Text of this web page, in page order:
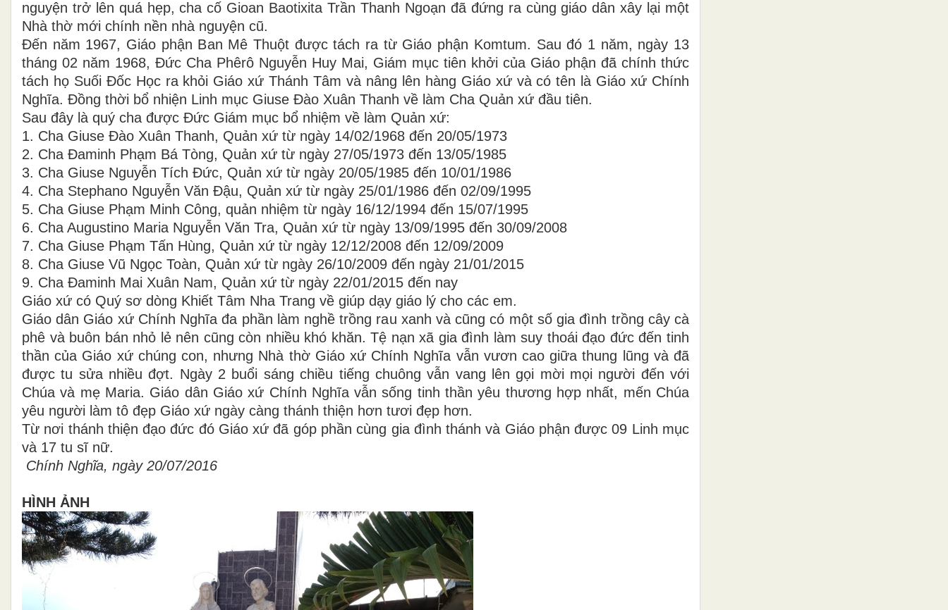
nguyện trở lên quá hẹp, cha cố Gioan Baotixita Trần Thanh Ngoạn đã đứng ra cùng giáo dân xây lại một
Nhà thờ mới chính nền nhà nguyện cũ.
Đến năm 1967, Giáo phận Ban Mê Thuột được tách ra từ Giáo phận Komtum. Sau đó 1 năm, ngày 13
tháng 02 năm 1968, Đức Cha Phêrô Nguyễn Huy Mai, Giám mục tiên khởi của Giáo phận đã chính thức
tách họ Suối Đốc Học ra khỏi Giáo xứ Thánh Tâm và nâng lên hàng Giáo xứ và có tên là Giáo xứ Chính
Nghĩa. Đồng thời bổ nhiện Linh mục Giuse Đào Xuân Thanh về làm Cha Quản xứ đầu tiên.
Sau đây là quý cha được Đức Giám mục bổ nhiệm về làm Quản xứ:
1. Cha Giuse Đào Xuân Thanh, Quản xứ từ ngày 14/02/1968 đến 20/05/1973
2. Cha Đaminh Phạm Bá Tòng, Quản xứ từ ngày 27/05/1973 đến 13/05/1985
3. Cha Giuse Nguyễn Tích Đức, Quản xứ từ ngày 20/05/1985 đến 10/01/1986
4. Cha Stephano Nguyễn Văn Đậu, Quản xứ từ ngày 25/01/1986 đến 02/09/1995
5. Cha Giuse Phạm Minh Công, quản nhiệm từ ngày 16/12/1994 đến 15/07/1995
6. Cha Augustino Maria Nguyễn Văn Tra, Quản xứ từ ngày 13/09/1995 đến 30/09/2008
7. Cha Giuse Phạm Tấn Hùng, Quản xứ từ ngày 12/12/2008 đến 12/09/2009
8. Cha Giuse Vũ Ngọc Toàn, Quản xứ từ ngày 26/10/2009 đến ngày 21/01/2015
9. Cha Đaminh Mai Xuân Nam, Quản xứ từ ngày 22/01/2015 đến nay
Giáo xứ có Quý sơ dòng Khiết Tâm Nha Trang về giúp dạy giáo lý cho các em.
Giáo dân Giáo xứ Chính Nghĩa đa phần làm nghề trồng rau xanh và cũng có một số gia đình trồng cây cà
phê và buôn bán nhỏ lẻ nên cũng còn nhiều khó khăn. Tệ nạn xã gia đình làm suy thoái đạo đức đến tinh
thần của Giáo xứ chúng con, nhưng Nhà thờ Giáo xứ Chính Nghĩa vẫn vươn cao giữa thung lũng và đã
được tu sửa nhiều đợt. Ngày 2 buổi sáng chiều tiếng chuông vẫn vang lên gọi mời mọi người đến với
Chúa và mẹ Maria. Giáo dân Giáo xứ Chính Nghĩa vẫn sống tinh thần yêu thương hợp nhất, mến Chúa
yêu người làm tô đẹp Giáo xứ ngày càng thánh thiện hơn tươi đẹp hơn.
Từ nơi thánh thiện đạo đức đó Giáo xứ đã góp phần cùng gia đình thánh và Giáo phận được 09 Linh mục
và 17 tu sĩ nữ.
Chính Nghĩa, ngày 20/07/2016
HÌNH ẢNH